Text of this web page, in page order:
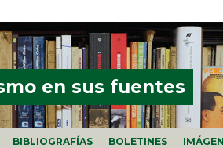
en sus fuentes
BIBLIOGRAFÍAS BOLETINES